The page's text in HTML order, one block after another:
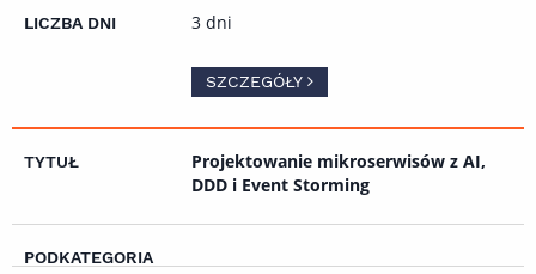
3 dni
SZCZEGÓŁY
Projektowanie mikroserwisów z AI,
DDD i Event Storming